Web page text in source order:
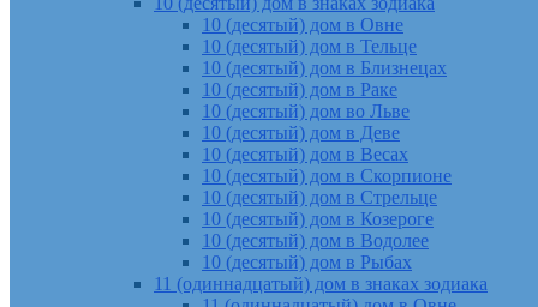
10 (десятый) дом в Овне
10 (десятый) дом в Тельце
10 (десятый) дом в Близнецах
10 (десятый) дом в Раке
10 (десятый) дом во Льве
10 (десятый) дом в Деве
10 (десятый) дом в Весах
10 (десятый) дом в Скорпионе
10 (десятый) дом в Стрельце
10 (десятый) дом в Козероге
10 (десятый) дом в Водолее
10 (десятый) дом в Рыбах
11 (одиннадцатый) дом в знаках зодиака